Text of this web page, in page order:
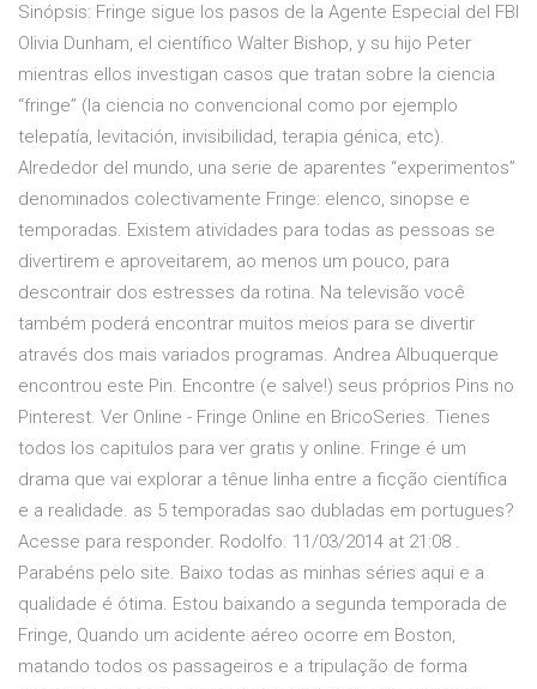
Sinópsis: Fringe sigue los pasos de la Agente Especial del FBI
Olivia Dunham, el científico Walter Bishop, y su hijo Peter
mientras ellos investigan casos que tratan sobre la ciencia
“fringe” (la ciencia no convencional como por ejemplo
telepatía, levitación, invisibilidad, terapia génica, etc).
Alrededor del mundo, una serie de aparentes “experimentos”
denominados colectivamente Fringe: elenco, sinopse e
temporadas. Existem atividades para todas as pessoas se
divertirem e aproveitarem, ao menos um pouco, para
descontrair dos estresses da rotina. Na televisão você
também poderá encontrar muitos meios para se divertir
através dos mais variados programas. Andrea Albuquerque
encontrou este Pin. Encontre (e salve!) seus próprios Pins no
Pinterest. Ver Online - Fringe Online en BricoSeries. Tienes
todos los capitulos para ver gratis y online. Fringe é um
drama que vai explorar a tênue linha entre a ficção científica
e a realidade. as 5 temporadas sao dubladas em portugues?
Acesse para responder. Rodolfo. 11/03/2014 at 21:08 .
Parabéns pelo site. Baixo todas as minhas séries aqui e a
qualidade é ótima. Estou baixando a segunda temporada de
Fringe, Quando um acidente aéreo ocorre em Boston,
matando todos os passageiros e a tripulação de forma